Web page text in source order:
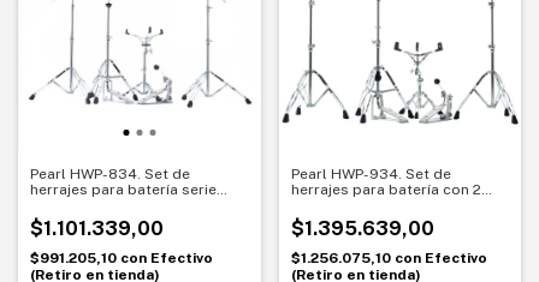
Pearl HWP-834. Set de
herrajes para batería serie
resistente
$1.101.339,00
$991.205,10 con Efectivo
(Retiro en tienda)
Pearl HWP-934. Set de
herrajes para batería con 2
$1.395.639,00
$1.256.075,10 con Efectivo
(Retiro en tienda)